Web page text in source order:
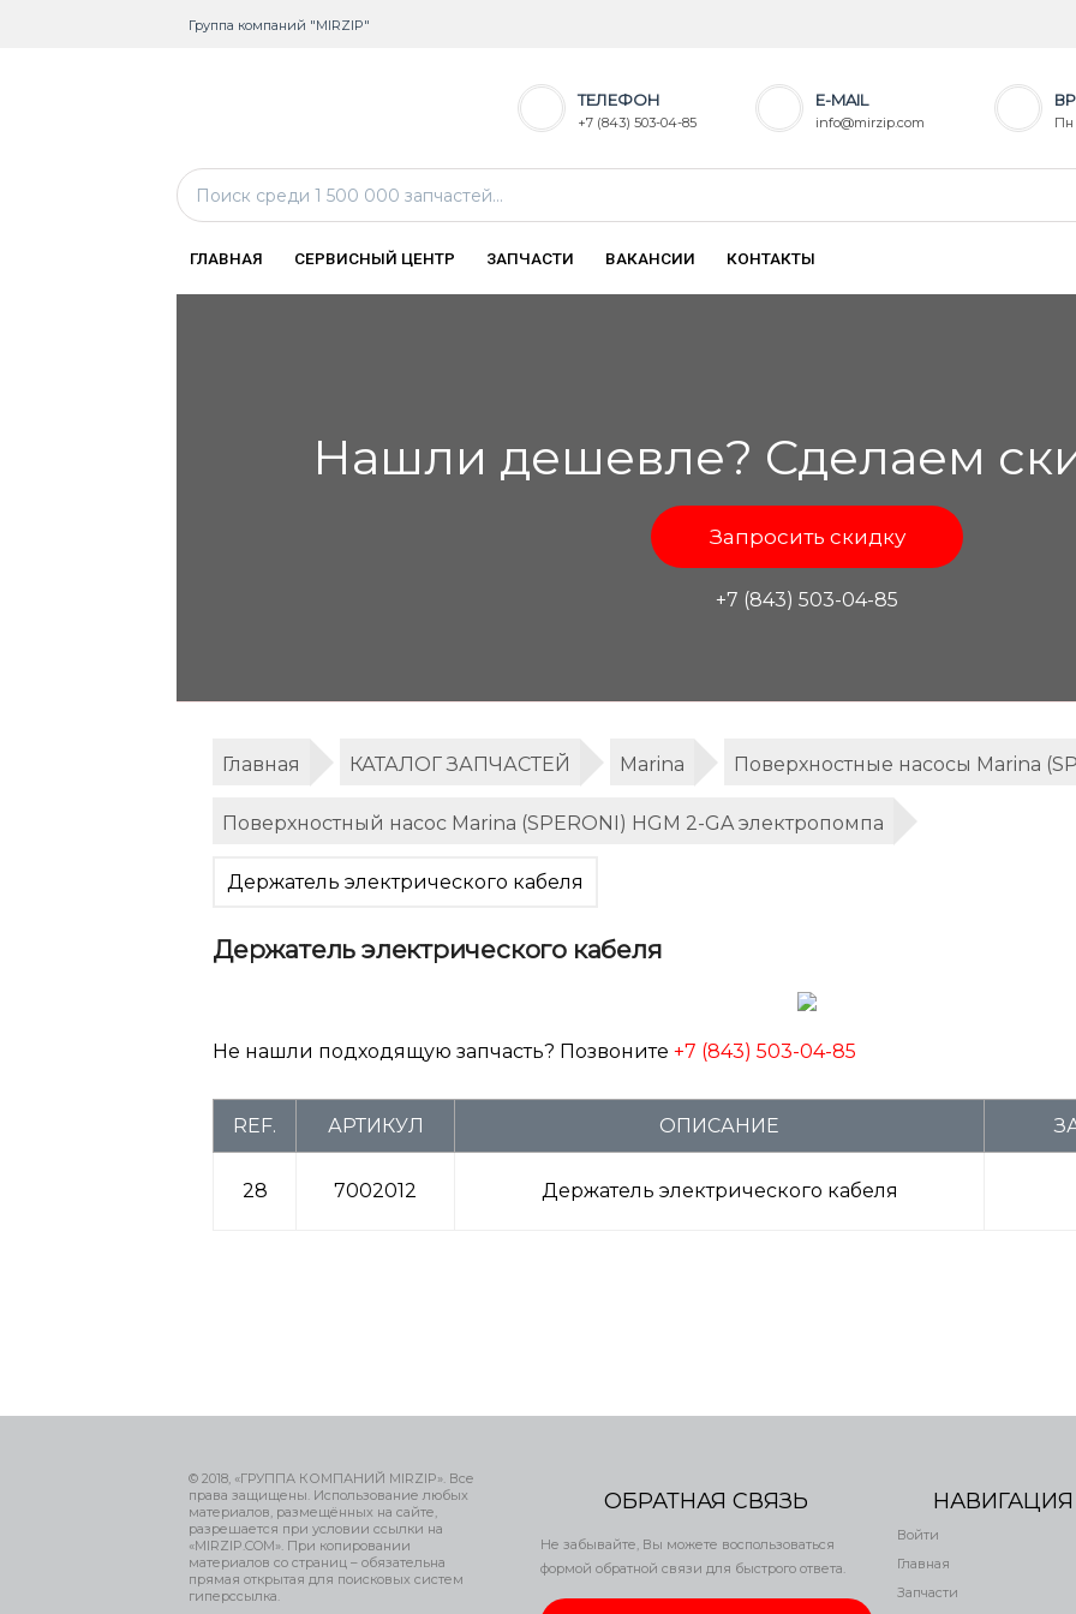
Группа компаний "MIRZIP"
ТЕЛЕФОН
+7 (843) 503-04-85
E-MAIL
info@mirzip.com Пн
ГЛАВНАЯ СЕРВИСНЫЙ ЦЕНТР ЗАПЧАСТИ ВАКАНСИИ КОНТАКТЫ
Нашли дешевле? Сделаем
Запросить скидку
+7 (843) 503-04-85
Главная КАТАЛОГ ЗАПЧАСТЕЙ Marina Поверхностные насосы Marina
Поверхностный насос Marina (SPERONI) HGM 2-GA электропомпа
Держатель электрического кабеля
Держатель электрического кабеля
Не нашли подходящую запчасть? Позвоните +7 (843) 503-04-85
REF. АРТИКУЛ ОПИСАНИЕ
28 7002012 Держатель электрического кабеля
© 2018, «ГРУППА КОМПАНИЙ MIRZIP». Все
права защищены. Использование любых
материалов, размещённых на сайте,
разрешается при условии ссылки на
«MIRZIP.COM». При копировании
материалов со страниц – обязательна
прямая открытая для поисковых систем
гиперссылка.
ОБРАТНАЯ СВЯЗЬ
Не забывайте, Вы можете воспользоваться
формой обратной связи для быстрого ответа.
НАВИГАЦИЯ
Войти
Главная
Запчасти